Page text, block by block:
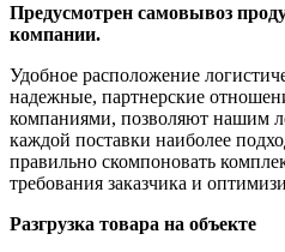
Предусмотрен самовывоз
компании.
Удобное расположение
надежные, партнерские
компаниями, позволяют нашим
каждой поставки наиболее
правильно скомпоновать
требования заказчика и
Разгрузка товара на объекте